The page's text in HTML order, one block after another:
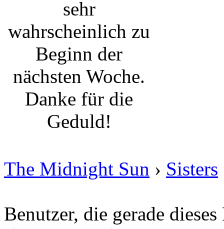
Benutzer, die gerade
Dieses Forum als gelesen markieren
Fandom
Thema/Verfasser
Momentan gibt es leider keine Themen in diesem Forum mit den
Neue Beiträge